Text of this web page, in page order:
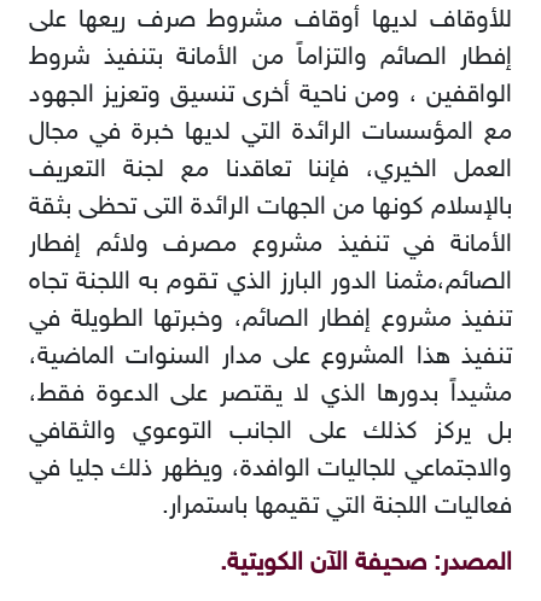
للأوقاف لديها أوقاف مشروط صرف ريعها على
إفطار الصائم والتزاماً من الأمانة بتنفيذ شروط
الواقفين ، ومن ناحية أخرى تنسيق وتعزيز الجهود
مع المؤسسات الرائدة التي لديها خبرة في مجال
العمل الخيري، فإننا تعاقدنا مع لجنة التعريف
بالإسلام كونها من الجهات الرائدة التى تحظى بثقة
الأمانة في تنفيذ مشروع مصرف ولائم إفطار
الصائم،مثمنا الدور البارز الذي تقوم به اللجنة تجاه
تنفيذ مشروع إفطار الصائم، وخبرتها الطويلة في
تنفيذ هذا المشروع على مدار السنوات الماضية،
مشيداً بدورها الذي لا يقتصر على الدعوة فقط،
بل يركز كذلك على الجانب التوعوي والثقافي
والاجتماعي للجاليات الوافدة، ويظهر ذلك جليا في
فعاليات اللجنة التي تقيمها باستمرار.
المصدر: صحيفة الآن الكويتية.